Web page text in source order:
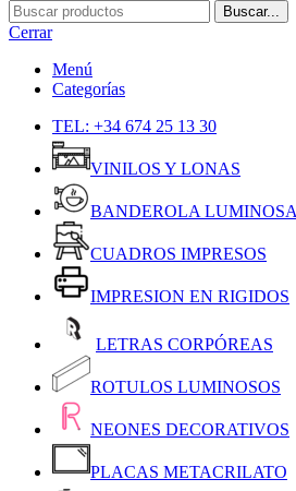
Buscar...
Cerrar
Menú
Categorías
TEL: +34 674 25 13 30
VINILOS Y LONAS
BANDEROLA LUMINOSA
CUADROS IMPRESOS
IMPRESION EN RIGIDOS
LETRAS CORPÓREAS
ROTULOS LUMINOSOS
NEONES DECORATIVOS
PLACAS METACRILATO